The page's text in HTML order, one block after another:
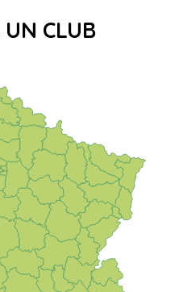
UN CLUB